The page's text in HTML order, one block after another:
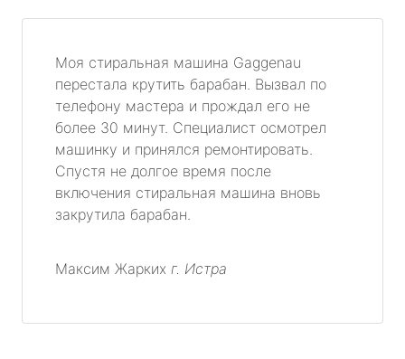
Моя стиральная машина Gaggenau
перестала крутить барабан. Вызвал по
телефону мастера и прождал его не
более 30 минут. Специалист осмотрел
машинку и принялся ремонтировать.
Спустя не долгое время после
включения стиральная машина вновь
закрутила барабан.
Максим Жарких г. Истра